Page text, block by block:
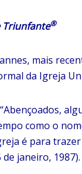
®
mais
da Igreja
como o
é para
janeiro, 1987).